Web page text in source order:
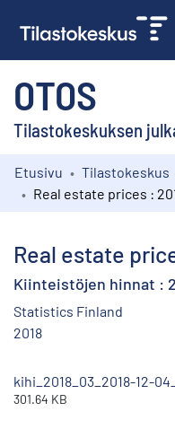
OTOS
Tilastokeskuksen
Kokoelmat
Etusivu Tilastokeskus
Real estate
Kiinteistöjen hinnat :
Statistics Finland
2018
kihi_2018_03_2018-12-
301.64 KB